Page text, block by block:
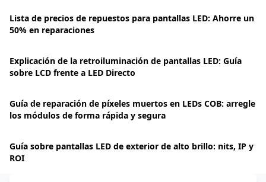
Lista de precios de repuestos para pantallas LED: Ahorre un
50% en reparaciones
Explicación de la retroiluminación de pantallas LED: Guía
sobre LCD frente a LED Directo
Guía de reparación de píxeles muertos en LEDs COB: arregle
los módulos de forma rápida y segura
Guía sobre pantallas LED de exterior de alto brillo: nits, IP y
ROI